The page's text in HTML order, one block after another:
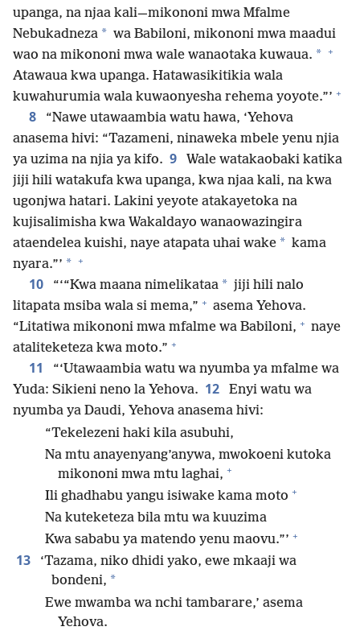
upanga, na njaa kali—mikononi mwa Mfalme
Nebukadneza * wa Babiloni, mikononi mwa maadui
wao na mikononi mwa wale wanaotaka kuwaua. * +
Atawaua kwa upanga. Hatawasikitikia wala
kuwahurumia wala kuwaonyesha rehema yoyote.”’ +
8
“Nawe utawaambia watu hawa, ‘Yehova
anasema hivi: “Tazameni, ninaweka mbele yenu njia
ya uzima na njia ya kifo. 9
Wale watakaobaki katika
jiji hili watakufa kwa upanga, kwa njaa kali, na kwa
ugonjwa hatari. Lakini yeyote atakayetoka na
kujisalimisha kwa Wakaldayo wanaowazingira
ataendelea kuishi, naye atapata uhai wake * kama
nyara.”’ * +
10 “‘“Kwa maana nimelikataa * jiji hili nalo
litapata msiba wala si mema,” + asema Yehova.
“Litatiwa mikononi mwa mfalme wa Babiloni, + naye
ataliteketeza kwa moto.” +
11
“‘Utawaambia watu wa nyumba ya mfalme wa
Yuda: Sikieni neno la Yehova. 12
Enyi watu wa
nyumba ya Daudi, Yehova anasema hivi:
“Tekelezeni haki kila asubuhi,
Na mtu anayenyang’anywa, mwokoeni kutoka
mikononi mwa mtu laghai, +
Ili ghadhabu yangu isiwake kama moto +
Na kuteketeza bila mtu wa kuuzima
Kwa sababu ya matendo yenu maovu.”’ +
13
‘Tazama, niko dhidi yako, ewe mkaaji wa
bondeni, *
Ewe mwamba wa nchi tambarare,’ asema
Yehova.